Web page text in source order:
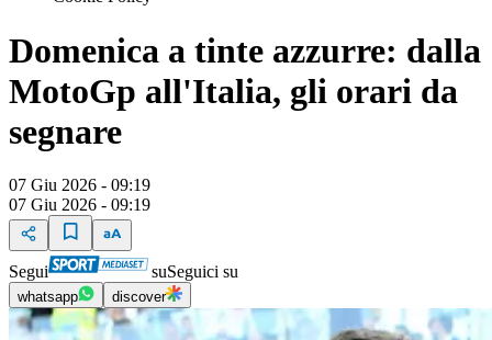
Domenica a tinte azzurre: dalla
MotoGp all'Italia, gli orari da
segnare
07 Giu 2026 - 09:19
07 Giu 2026 - 09:19
Segui suSeguici su
whatsapp discover